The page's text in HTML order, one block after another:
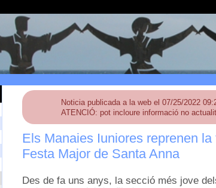
Noticia publicada a la web el 07/25/2022
ATENCIÓ: pot incloure informació no
Els Manaies Iuniores reprenen
Festa Major de Santa Anna
Des de fa uns anys, la secció més jove